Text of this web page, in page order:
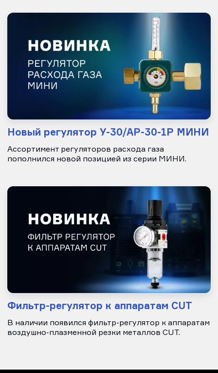
Новый регулятор У-30/АР-30-1Р МИНИ
Ассортимент регуляторов расхода газа
пополнился новой позицией из серии МИНИ.
Фильтр-регулятор к аппаратам CUT
В наличии появился фильтр-регулятор к аппаратам
воздушно-плазменной резки металлов CUT.